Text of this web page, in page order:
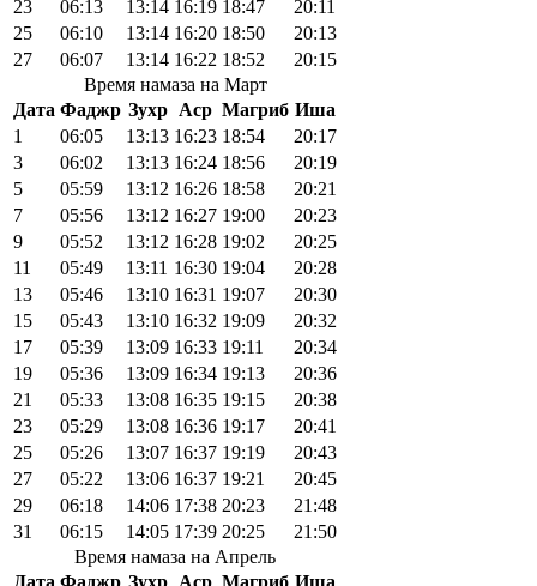
23
06:13 13:14 16:19 18:47
20:11
25
06:10 13:14 16:20 18:50
20:13
27
06:07 13:14 16:22 18:52
20:15
Время намаза на Март
Дата Фаджр Зухр Аср Магриб Иша
1
06:05 13:13 16:23 18:54
20:17
3
06:02 13:13 16:24 18:56
20:19
5
05:59 13:12 16:26 18:58
20:21
7
05:56 13:12 16:27 19:00
20:23
9
05:52 13:12 16:28 19:02
20:25
11
05:49 13:11 16:30 19:04
20:28
13
05:46 13:10 16:31 19:07
20:30
15
05:43 13:10 16:32 19:09
20:32
17
05:39 13:09 16:33 19:11
20:34
19
05:36 13:09 16:34 19:13
20:36
21
05:33 13:08 16:35 19:15
20:38
23
05:29 13:08 16:36 19:17
20:41
25
05:26 13:07 16:37 19:19
20:43
27
05:22 13:06 16:37 19:21
20:45
29
06:18 14:06 17:38 20:23
21:48
31
06:15 14:05 17:39 20:25
21:50
Время намаза на Апрель